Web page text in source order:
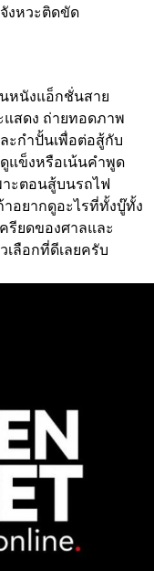
งหวะติดขัด
นหนังแอ็กชั่นสาย
สดง ถ่ายทอดภาพ
ะกำปั้นเพื่อต่อสู้กับ
แข็งหรือเน้นคำพูด
ะตอนสู้บนรถไฟ
อยากดูอะไรที่ทั้งบู๊ทั้ง
รียดของศาลและ
ลือกที่ดีเลยครับ